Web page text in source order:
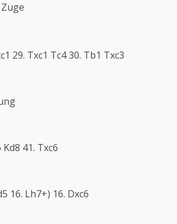
29. Txc1 Tc4 30. Tb1 Txc3
41. Txc6
16. Lh7+) 16. Dxc6